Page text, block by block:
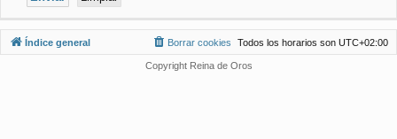
Índice general Todos los horarios son UTC+02:00
Borrar cookies
Copyright Reina de Oros